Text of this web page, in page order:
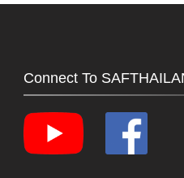
Connect To